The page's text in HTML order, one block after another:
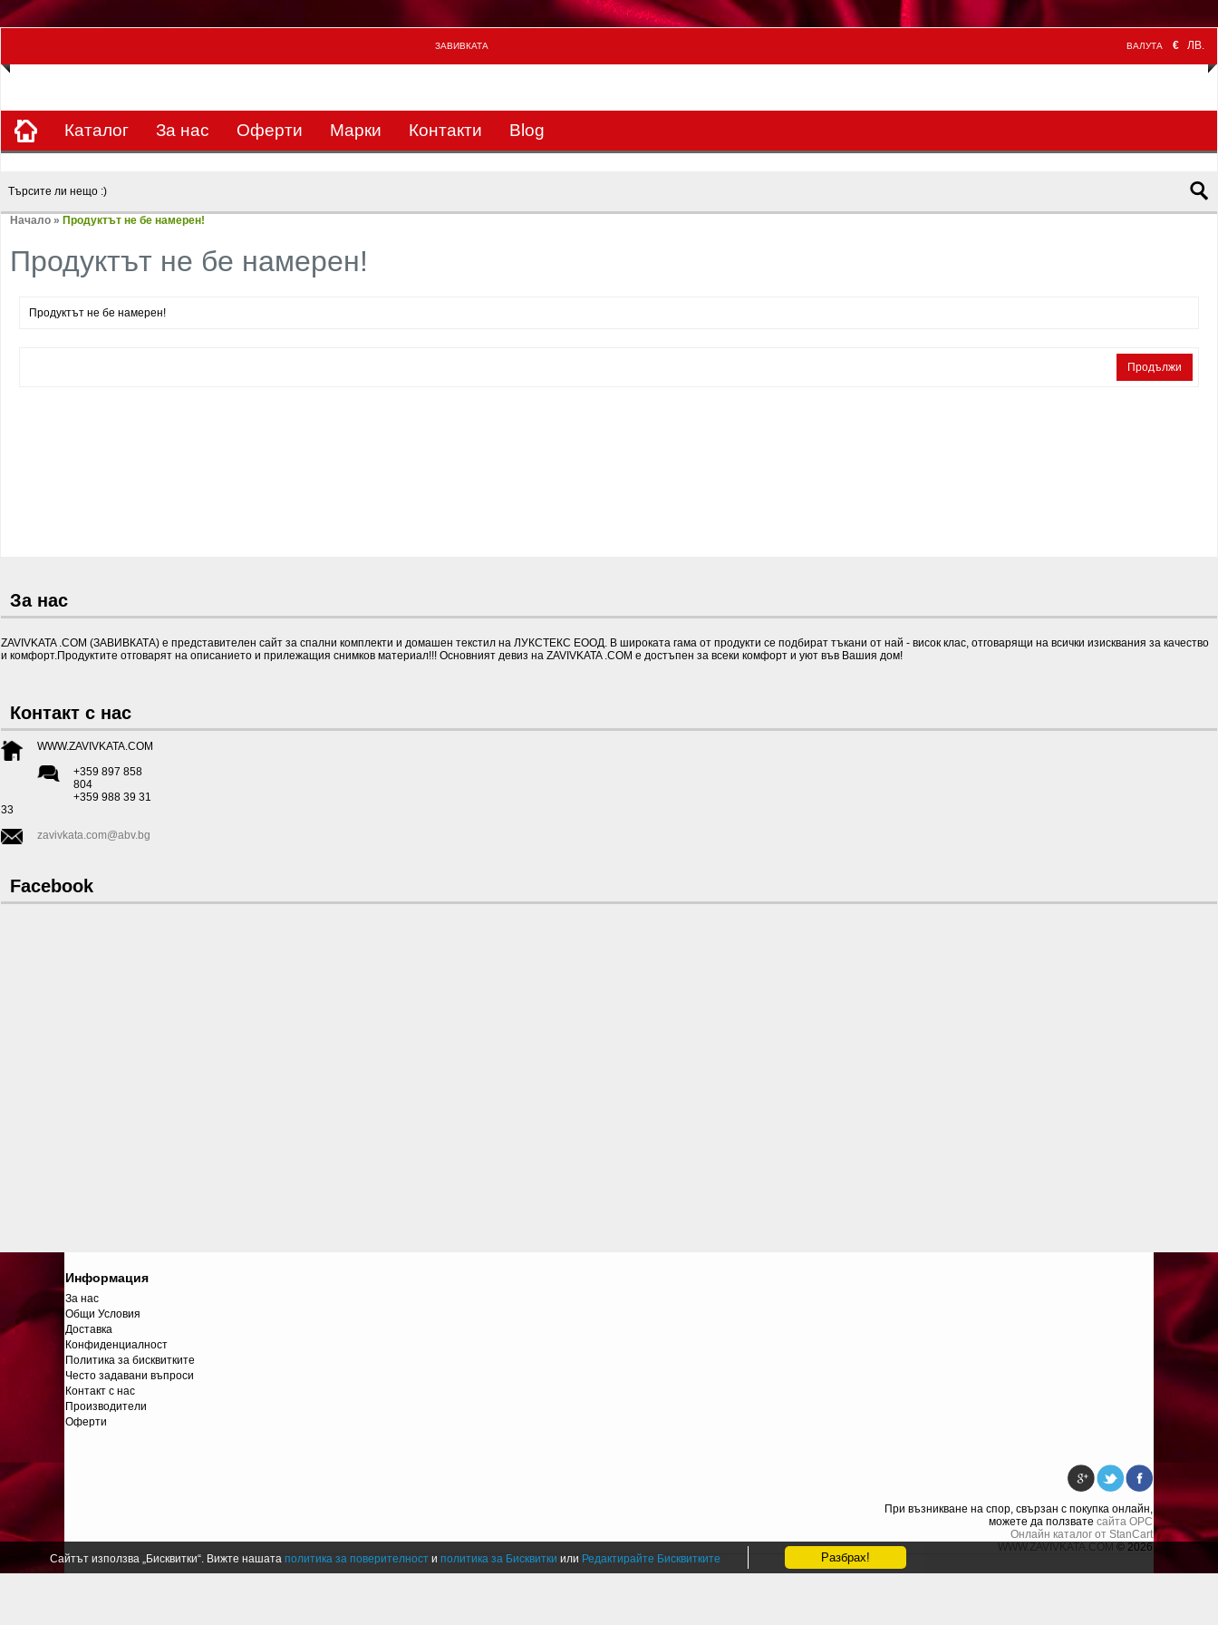
ЗАВИВКАТА ВАЛУТА € ЛВ.
Каталог За нас Оферти Mарки Контакти Blog
Начало » Продуктът не бе намерен!
Продуктът не бе намерен!
Продуктът не бе намерен!
Продължи
За нас
ZAVIVKATA .COM (ЗАВИВКАТА) е представителен сайт за спални комплекти и домашен текстил на ЛУКСТЕКС ЕООД. В широката гама от продукти се подбират тъкани от най - висок клас, отговарящи на всички изисквания за качество
и комфорт.Продуктите отговарят на описанието и прилежащия снимков материал!!! Основният девиз на ZAVIVKATA .COM е достъпен за всеки комфорт и уют във Вашия дом!
Контакт с нас
WWW.ZAVIVKATA.COM
+359 897 858
804
+359 988 39 31
33
zavivkata.com@abv.bg
Facebook
Информация
За нас
Общи Условия
Доставка
Конфиденциалност
Политика за бисквитките
Често задавани въпроси
Контакт с нас
Производители
Оферти
При възникване на спор, свързан с покупка онлайн,
можете да ползвате сайта ОРС
Онлайн каталог от StanCart
WWW.ZAVIVKATA.COM
© 2026
Сайтът използва „Бисквитки“. Вижте нашата политика за поверителност и политика за Бисквитки или Редактирайте Бисквитките Разбрах!